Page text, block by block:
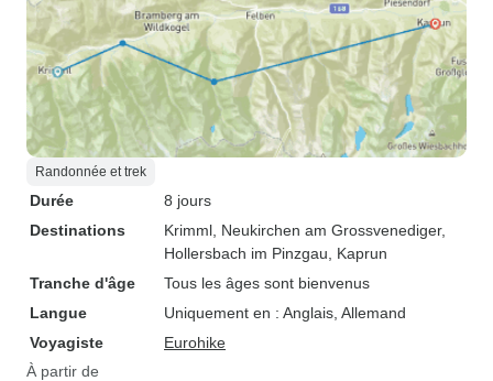
Randonnée et trek
Durée
8 jours
Destinations
Krimml , Neukirchen am Grossvenediger,
Hollersbach im Pinzgau , Kaprun
Tranche d'âge
Tous les âges sont bienvenus
Langue
Uniquement en : Anglais, Allemand
Voyagiste
Eurohike
À partir de